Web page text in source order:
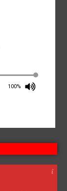
100%